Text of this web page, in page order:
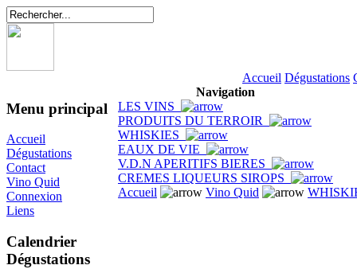
Accueil Dégustations
Menu principal
Accueil
Dégustations
Contact
Vino Quid
Connexion
Liens
Calendrier
Dégustations
Navigation
LES VINS
PRODUITS DU TERROIR
WHISKIES
EAUX DE VIE
V.D.N APERITIFS BIERES
CREMES LIQUEURS SIROPS
Accueil
Vino Quid